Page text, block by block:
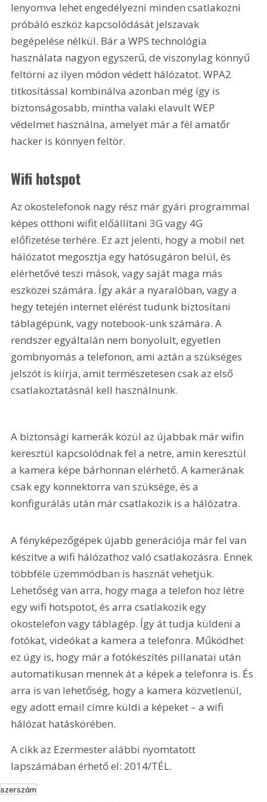
lenyomva lehet engedélyezni minden csatlakozni
próbáló eszköz kapcsolódását jelszavak
begépelése nélkül. Bár a WPS technológia
használata nagyon egyszerű, de viszonylag könnyű
feltörni az ilyen módon védett hálózatot. WPA2
titkosítással kombinálva azonban még így is
biztonságosabb, mintha valaki elavult WEP
védelmet használna, amelyet már a fél amatőr
hacker is könnyen feltör.
Wifi hotspot
Az okostelefonok nagy rész már gyári programmal
képes otthoni wifit előállítani 3G vagy 4G
előfizetése terhére. Ez azt jelenti, hogy a mobil net
hálózatot megosztja egy hatósugáron belül, és
elérhetővé teszi mások, vagy saját maga más
eszközei számára. Így akár a nyaralóban, vagy a
hegy tetején internet elérést tudunk biztosítani
táblagépünk, vagy notebook-unk számára. A
rendszer egyáltalán nem bonyolult, egyetlen
gombnyomás a telefonon, ami aztán a szükséges
jelszót is kiírja, amit természetesen csak az első
csatlakoztatásnál kell használnunk.
A biztonsági kamerák közül az újabbak már wifin
keresztül kapcsolódnak fel a netre, amin keresztül
a kamera képe bárhonnan elérhető. A kamerának
csak egy konnektorra van szüksége, és a
konfigurálás után már csatlakozik is a hálózatra.
A fényképezőgépek újabb generációja már fel van
készítve a wifi hálózathoz való csatlakozásra. Ennek
többféle üzemmódban is hasznát vehetjük.
Lehetőség van arra, hogy maga a telefon hoz létre
egy wifi hotspotot, és arra csatlakozik egy
okostelefon vagy táblagép. Így át tudja küldeni a
fotókat, videókat a kamera a telefonra. Működhet
ez úgy is, hogy már a fotókészítés pillanatai után
automatikusan mennek át a képek a telefonra is. És
arra is van lehetőség, hogy a kamera közvetlenül,
egy adott email címre küldi a képeket – a wifi
hálózat hatáskörében.
A cikk az Ezermester alábbi nyomtatott
lapszámában érhető el: 2014/TÉL.
szerszám